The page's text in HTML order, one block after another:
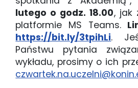
lutego o godz. 18.00, jak
platformie MS Teams.
https://bit.ly/3tpihLi.
Państwu pytania
wykładu, prosimy o ich